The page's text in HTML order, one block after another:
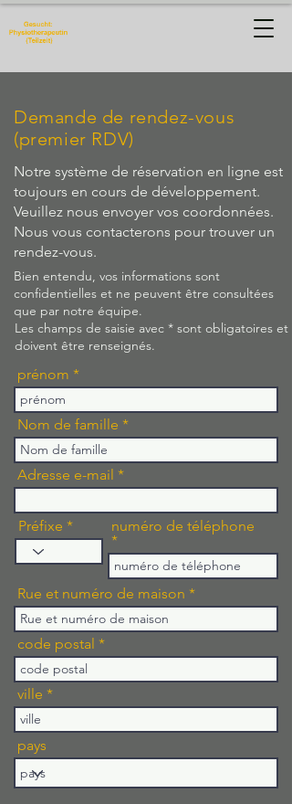
Demande de rendez-vous
(premier RDV)
Notre système de réservation en ligne est
toujours en cours de développement.
Veuillez nous envoyer vos coordonnées.
Nous vous contacterons pour trouver un
rendez-vous.
Bien entendu, vos informations sont
confidentielles et ne peuvent être consultées
que par notre équipe.
Les champs de saisie avec * sont obligatoires et
doivent être renseignés.
prénom
Nom de famille
Adresse e-mail
Préfixe numéro de téléphone
Rue et numéro de maison
code postal
ville
pays